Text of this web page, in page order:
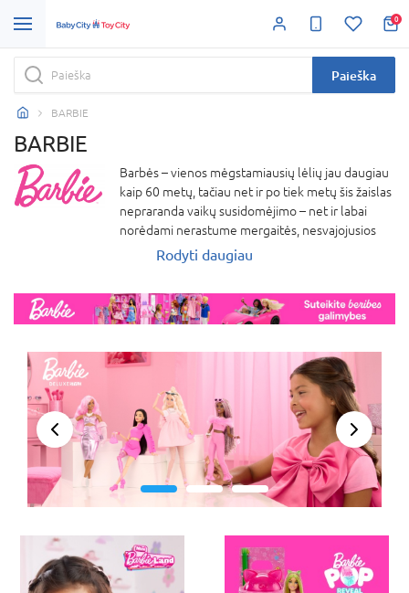
0
Paieška
BARBIE
BARBIE
Barbės – vienos mėgstamiausių lėlių jau daugiau
kaip 60 metų, tačiau net ir po tiek metų šis žaislas
nepraranda vaikų susidomėjimo – net ir labai
norėdami nerastume mergaitės, nesvajojusios
apie Barbę! Barbių lėlės gyvena tarsi atskirame
šeimos narių, tarp kurių visiems gerai žinomi:
Kenas, Skiperis, Steisė, Čelsė, Kelė, Teresė, Niki ir
fantastinių veikėjų, tokių kaip undinėlės, fėjos,
princesės ir kiti pasakų personažai. „Barbie“
prekės ženklo lėlės skatina mergaites svajoti,
įkvepia siekti tikslų, o šūkis „Tu gali tapti bet kuo“
kviečia jas nevaržyti vaizduotės ir išbandyti save
įvairiose gyvenimiškose situacijose. Negana to,
Barbių kolekcija labai šiuolaikiška – skatinanti
toleranciją ir pasaulietišką požiūrį – lėlės įvairių
Rodyti daugiau
Peržiūra Kitas